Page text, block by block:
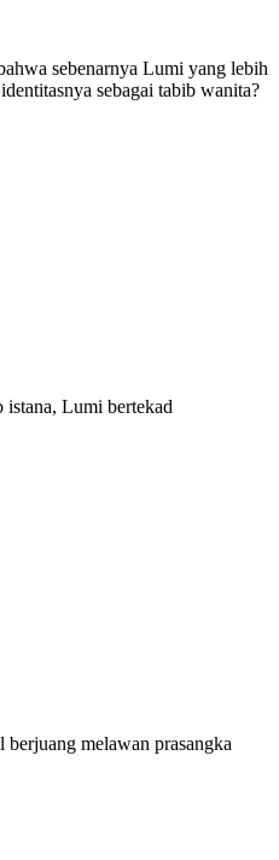
sebenarnya Lumi yang lebih
sebagai tabib wanita?
istana, Lumi bertekad
melawan prasangka